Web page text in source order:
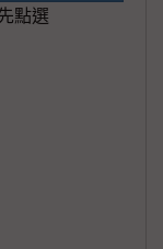
點選